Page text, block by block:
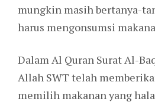
mungkin masih bertanya-
harus mengonsumsi
Dalam Al Quran Surat Al-
Allah SWT telah
memilih makanan yang